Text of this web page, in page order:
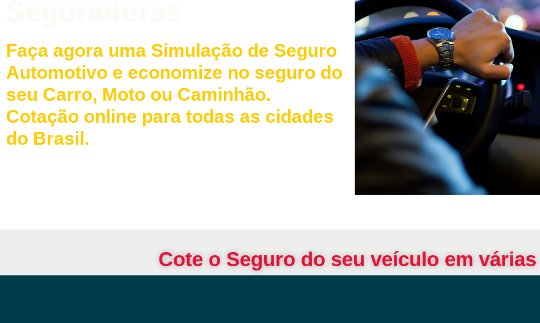
Faça agora uma Simulação de Seguro
Automotivo e economize no seguro do
seu Carro, Moto ou Caminhão.
Cotação online para todas as cidades
do Brasil.
Cote o Seguro do seu veículo em